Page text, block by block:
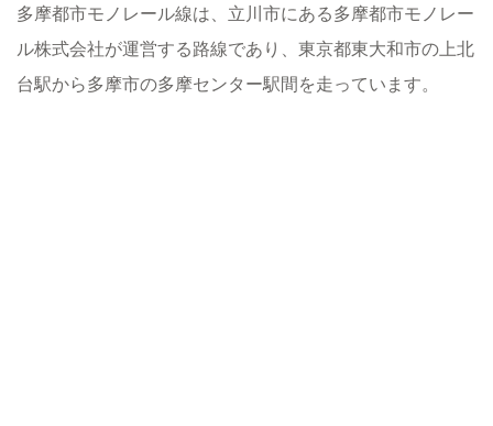
多摩都市モノレール線は、立川市にある多摩都市モノレー
ル株式会社が運営する路線であり、東京都東大和市の上北
台駅から多摩市の多摩センター駅間を走っています。